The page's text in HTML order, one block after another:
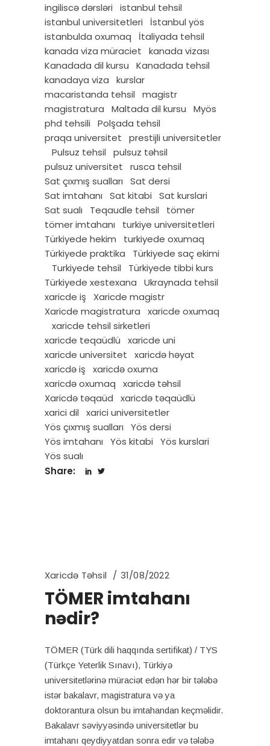
ingiliscə dərsləri
istanbul tehsil
istanbul universitetleri
İstanbul yös
istanbulda oxumaq
İtaliyada tehsil
kanada viza müraciet
kanada vizası
Kanadada dil kursu
Kanadada tehsil
kanadaya viza
kurslar
macaristanda tehsil
magistr
magistratura
Maltada dil kursu
Myös
phd tehsili
Polşada tehsil
praqa universitet
prestijli universitetler
Pulsuz tehsil
pulsuz təhsil
pulsuz universitet
rusca tehsil
Sat çıxmış sualları
Sat dersi
Sat imtahanı
Sat kitabi
Sat kurslari
Sat sualı
Teqaudle tehsil
tömer
tömer imtahanı
turkiye universitetleri
Türkiyede hekim
turkiyede oxumaq
Türkiyede praktika
Türkiyede saç ekimi
Turkiyede tehsil
Türkiyede tibbi kurs
Türkiyede xestexana
Ukraynada tehsil
xaricde iş
Xaricde magistr
Xaricde magistratura
xaricde oxumaq
xaricde tehsil sirketleri
xaricde teqaüdlü
xaricde uni
xaricde universitet
xaricdə həyat
xaricdə iş
xaricdə oxuma
xaricdə oxumaq
xaricdə təhsil
Xaricdə təqaüd
xaricdə təqaüdlü
xarici dil
xarici universitetler
Yös çıxmış sualları
Yös dersi
Yös imtahanı
Yös kitabi
Yös kurslari
Yös sualı
Share:
Xaricdə Təhsil 31/08/2022
TÖMER imtahanı
nədir?
TÖMER (Türk dili haqqında sertifikat) / TYS
(Türkçe Yeterlik Sınavı), Türkiyə
universitetlərinə müraciət edən hər bir tələbə
istər bakalavr, magistratura və ya
doktorantura olsun bu imtahandan keçməlidir.
Bakalavr səviyyəsində universitetlər bu
imtahanı qeydiyyatdan sonra edir və tələbə